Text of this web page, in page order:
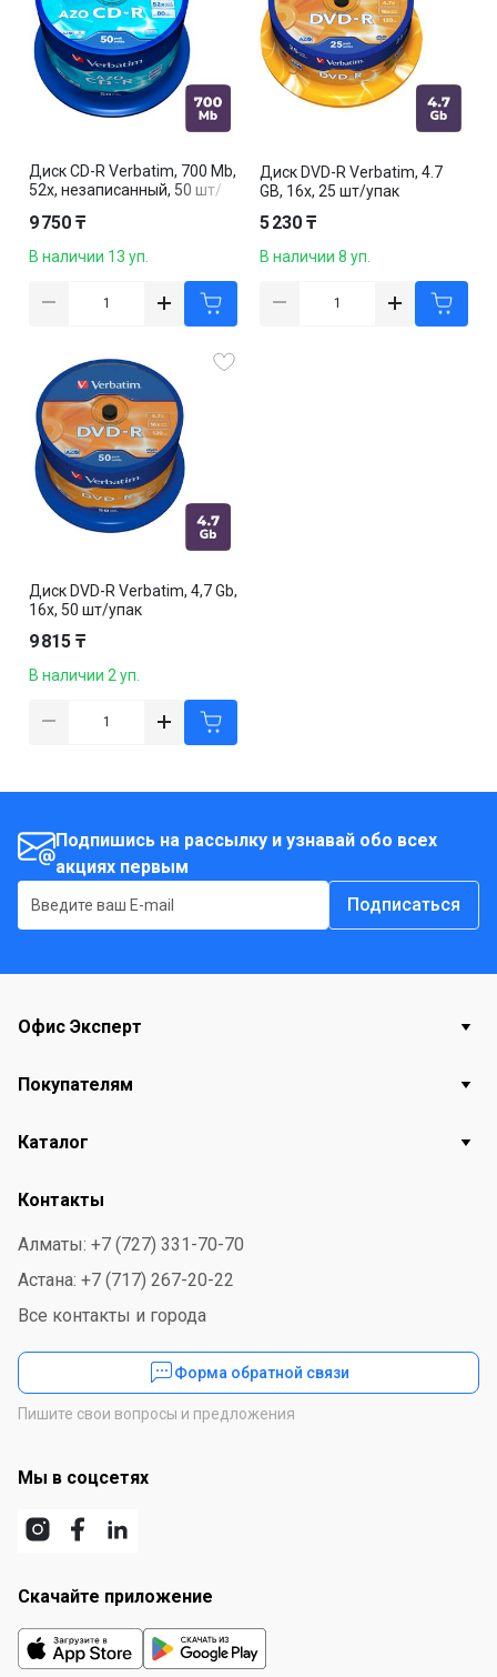
Диск CD-R Verbatim, 700 Mb,
52х, незаписанный, 50 шт/
9 750 ₸
В наличии 13 уп.
Диск DVD-R Verbatim, 4.7
GB, 16х, 25 шт/упак
5 230 ₸
В наличии 8 уп.
Диск DVD-R Verbatim, 4,7 Gb,
16х, 50 шт/упак
9 815 ₸
В наличии 2 уп.
Подпишись на рассылку и узнавай обо всех
акциях первым
Подписаться
Офис Эксперт
Покупателям
Каталог
Контакты
Алматы: +7 (727) 331-70-70
Астана: +7 (717) 267-20-22
Все контакты и города
Форма обратной связи
Пишите свои вопросы и предложения
Мы в соцсетях
Скачайте приложение